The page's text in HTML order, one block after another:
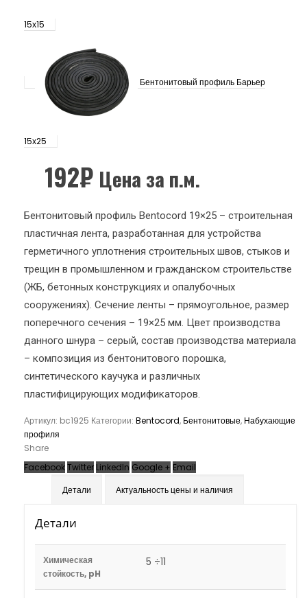
15х15
Бентонитовый профиль Барьер
15х25
192₽ Цена за п.м.
Бентонитовый профиль Bentocord 19×25 – строительная
пластичная лента, разработанная для устройства
герметичного уплотнения строительных швов, стыков и
трещин в промышленном и гражданском строительстве
(ЖБ, бетонных конструкциях и опалубочных
сооружениях). Сечение ленты – прямоугольное, размер
поперечного сечения – 19×25 мм. Цвет производства
данного шнура – серый, состав производства материала
– композиция из бентонитового порошка,
синтетического каучука и различных
пластифицирующих модификаторов.
Артикул: bc1925 Категории: Bentocord, Бентонитовые, Набухающие
профиля
Share
FacebookTwitter LinkedIn Google + Email
Детали
Актуальность цены и наличия
Детали
Химическая
стойкость, pH
5 ÷11